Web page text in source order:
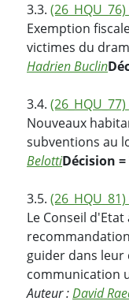
3.3. (26_HQU_76)
Exemption
victimes du
Hadrien Buclin
3.4. (26_HQU_77)
Nouveaux
subventions au
BelottiDécision
3.5. (26_HQU_81)
Le Conseil
guider dans
communication
Auteur :David